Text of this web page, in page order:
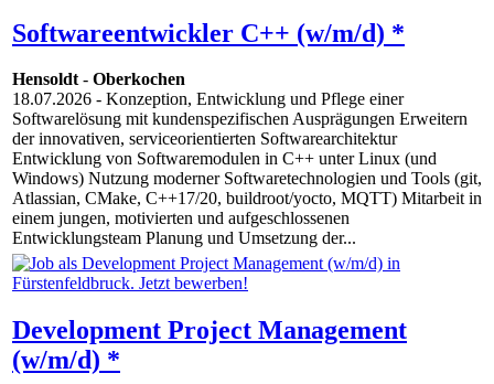
Softwareentwickler C++ (w/m/d) *
Hensoldt- Oberkochen
18.07.2026 - Konzeption, Entwicklung und Pflege einer
Softwarelösung mit kundenspezifischen Ausprägungen Erweitern
der innovativen, serviceorientierten Softwarearchitektur
Entwicklung von Softwaremodulen in C++ unter Linux (und
Windows) Nutzung moderner Softwaretechnologien und Tools (git,
Atlassian, CMake, C++17/20, buildroot/yocto, MQTT) Mitarbeit in
einem jungen, motivierten und aufgeschlossenen
Entwicklungsteam Planung und Umsetzung der...
Development Project Management
(w/m/d) *